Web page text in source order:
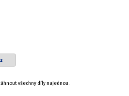
všechny díly najednou.